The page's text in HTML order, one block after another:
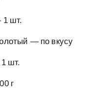
1 шт.
— по вкусу
1 шт.
г